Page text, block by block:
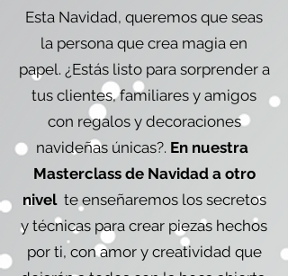
Esta Navidad, queremos que seas
la persona que crea magia en
papel. ¿Estás listo para sorprender a
tus clientes, familiares y amigos
con regalos y decoraciones
navideñas únicas?. En nuestra
Masterclass de Navidad a otro
nivelte enseñaremos los secretos
y técnicas para crear piezas hechos
por ti, con amor y creatividad que